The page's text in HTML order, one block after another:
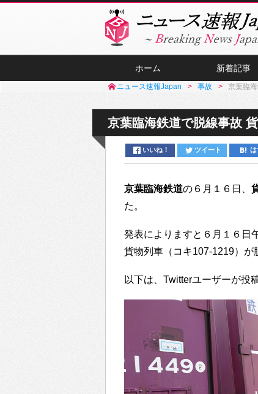
ホーム 新着記事
ニュース速報Japan 事故 京葉臨
京葉臨海鉄道で脱線事故
いいね！ ツイート は
京葉臨海鉄道の６月１６日、
た。
発表によりますと６月１６日
貨物列車（コキ107-1219）が
以下は、Twitterユーザーが投